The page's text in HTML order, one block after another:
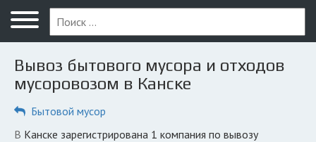
Меню
Главная
Вопрос юристу
Вывоз бытового мусора и отходов
мусоровозом в Канске
Бытовой мусор
в Канске зарегистрирована 1 компания по вывозу